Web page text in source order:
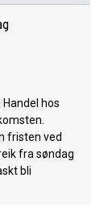
hos
fristen ved
fra søndag
bli